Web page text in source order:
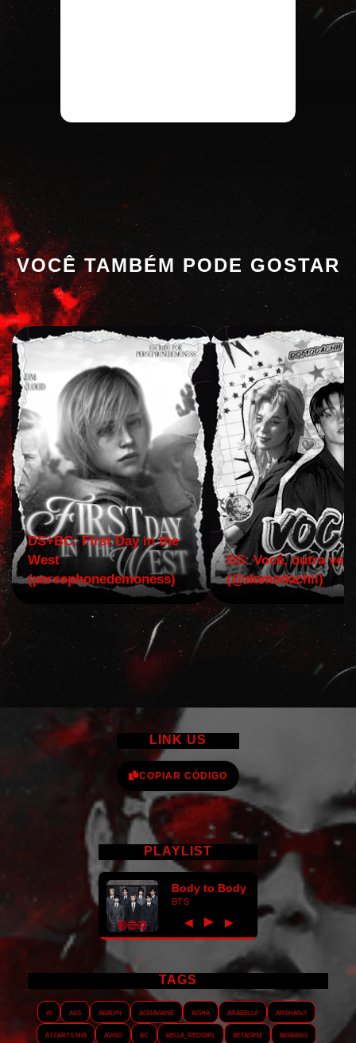
VOCÊ TAMBÉM PODE GOSTAR
DS+BC: First Day in the
West
(persephonedemoness)
DS: Você, outra vez!
(@domodachii)
LINK US
COPIAR CÓDIGO
PLAYLIST
Body to Body
BTS
◀ ► ▶
TAGS
AI ASS Abalyn Agraviane Aisha Arabella
Arshanji
Atzarts Mia
Aviso BC Bella_RedGirl Betagem Bigbang